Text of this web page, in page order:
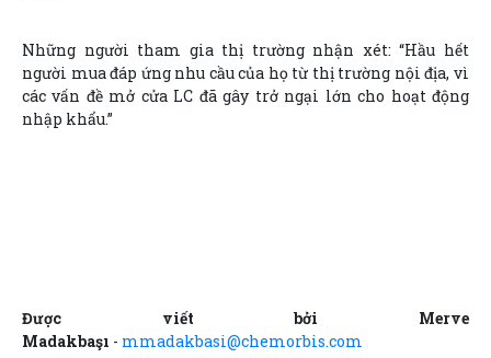
Những người tham gia thị trường nhận xét: “Hầu hết
người mua đáp ứng nhu cầu của họ từ thị trường nội địa, vì
các vấn đề mở cửa LC đã gây trở ngại lớn cho hoạt động
nhập khẩu.”
Được viết bởi Merve
Madakbaşı - mmadakbasi@chemorbis.com